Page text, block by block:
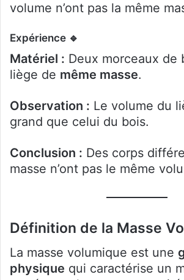
volume n’ont pas la même
🔹 Expérience
Matériel : Deux morceaux de
liège de même masse.
Observation : Le volume du
grand que celui du bois.
Conclusion : Des corps
masse n’ont pas le même
Définition de la Masse
La masse volumique est une
physique qui caractérise un